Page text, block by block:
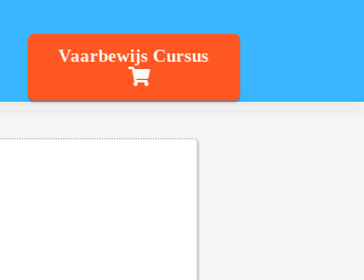
Vaarbewijs Cursus